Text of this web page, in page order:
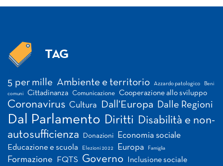
TAG
5 per mille Ambiente e territorio Azzardo patologico Beni
comuni Cittadinanza Comunicazione Cooperazione allo sviluppo
Coronavirus Cultura Dall'Europa Dalle Regioni
Dal Parlamento Diritti Disabilità e non-
autosufficienza
Donazioni Economia sociale
Educazione e scuola Elezioni 2022 Europa Famiglia
Formazione FQTS Governo Inclusione sociale